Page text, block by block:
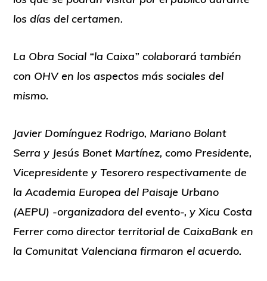
los días del certamen.
La Obra Social “la Caixa” colaborará también
con OHV en los aspectos más sociales del
mismo.
Javier Domínguez Rodrigo, Mariano Bolant
Serra y Jesús Bonet Martínez, como Presidente,
Vicepresidente y Tesorero respectivamente de
la Academia Europea del Paisaje Urbano
(AEPU) -organizadora del evento-, y Xicu Costa
Ferrer como director territorial de CaixaBank en
la Comunitat Valenciana firmaron el acuerdo.